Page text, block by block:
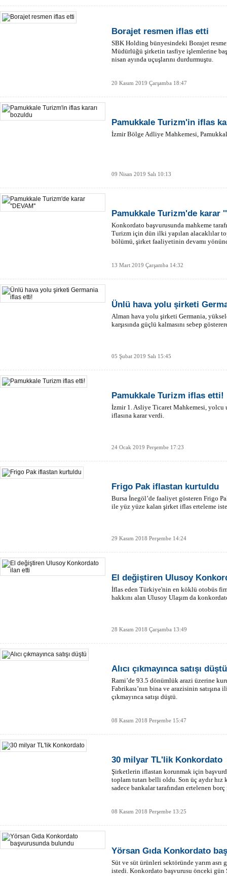
Borajet resmen iflas etti
SBK Holding bünyesindeki Borajet
Müdürlüğü şirketin tasfiye işlemlerine
nisan ayında uçuşlarını durdurmuştu.
20 Kasım 2019 Çarşamba 18:47
Pamukkale Turizm'in iflas
İzmir Bölge Adliye Mahkemesi,
09 Nisan 2019 Salı 10:13
Pamukkale Turizm'de karar
Konkordato başvurusunda mahkeme
Turizm için dün ilki yapılan alacaklılar
bölümü, şirket faaliyetinin devamı
13 Mart 2019 Çarşamba 14:32
Ünlü hava yolu şirketi
Alman hava yolu şirketi Germania,
karşısında güçlü kalmasını sebep
05 Şubat 2019 Salı 15:45
Pamukkale Turizm iflas etti!
İzmir 1. Asliye Ticaret Mahkemesi, yolcu
iflasına karar verdi.
24 Ocak 2019 Perşembe 17:23
Frigo Pak iflastan kurtuldu
Bursa İnegöl’de faaliyet gösteren Frigo
ile yüz yüze kalan şirket iflas erteleme
29 Kasım 2018 Perşembe 14:24
El değiştiren Ulusoy
İflas eden Türkiye'nin en köklü otobüs
hakkını alan Ulusoy Ulaşım da
28 Kasım 2018 Çarşamba 13:49
Alıcı çıkmayınca satışı düştü
Rami’de 93.5 dönümlük arazi üzerine
Fabrikası’nın bina ve arazisinin
çıkmayınca satışı düştü.
08 Kasım 2018 Perşembe 15:47
30 milyar TL'lik Konkordato
Şirketlerin iflastan korunmak için
toplam tutarı belli oldu. Son üç aydır
sadece bankalar tarafından ertelenen
08 Kasım 2018 Perşembe 13:25
Yörsan Gıda Konkordato
Süt ve süt ürünleri sektöründe yarım asrı
istedi. Konkordato başvurusu önceki